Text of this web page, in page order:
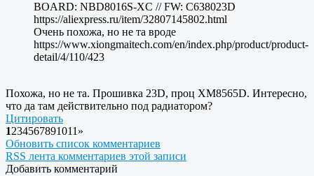
BOARD: NBD8016S-XC // FW: C638023D
https://aliexpress.ru/item/32807145802.html
Очень похожа, но не та вроде
https://www.xiongmaitech.com/en/index.php/product/product-
detail/4/110/423
Похожа, но не та. Прошивка 23D, проц XM8565D. Интересно,
что да там действительно под радиатором?
Цитировать
1234567891011 »
Обновить список комментариев
RSS лента комментариев этой записи
Добавить комментарий